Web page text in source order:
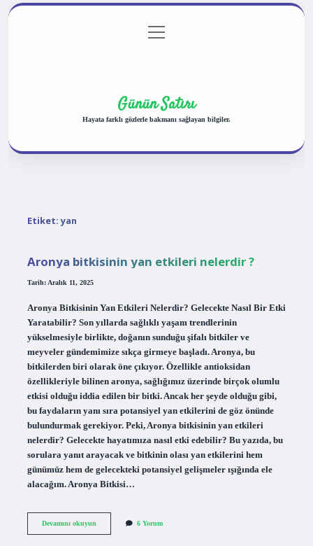
Gizlilik Politikası
menüyü
aç
Günün Satırı
Hayata farklı gözlerle bakmanı sağlayan bilgiler.
Etiket:yan
Aronya bitkisinin yan etkileri nelerdir ?
Tarih: Aralık 11, 2025
Aronya Bitkisinin Yan Etkileri Nelerdir? Gelecekte Nasıl Bir Etki
Yaratabilir? Son yıllarda sağlıklı yaşam trendlerinin
yükselmesiyle birlikte, doğanın sunduğu şifalı bitkiler ve
meyveler gündemimize sıkça girmeye başladı. Aronya, bu
bitkilerden biri olarak öne çıkıyor. Özellikle antioksidan
özellikleriyle bilinen aronya, sağlığımız üzerinde birçok olumlu
etkisi olduğu iddia edilen bir bitki. Ancak her şeyde olduğu gibi,
bu faydaların yanı sıra potansiyel yan etkilerini de göz önünde
bulundurmak gerekiyor. Peki, Aronya bitkisinin yan etkileri
nelerdir? Gelecekte hayatımıza nasıl etki edebilir? Bu yazıda, bu
sorulara yanıt arayacak ve bitkinin olası yan etkilerini hem
günümüz hem de gelecekteki potansiyel gelişmeler ışığında ele
alacağım. Aronya Bitkisi…
Devamını okuyunAronya
6 Yorum